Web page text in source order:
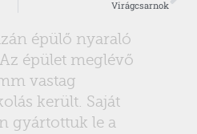
Virágcsarnok
épülő nyaraló
épület meglévő
vastag
került. Saját
gyártottuk le a